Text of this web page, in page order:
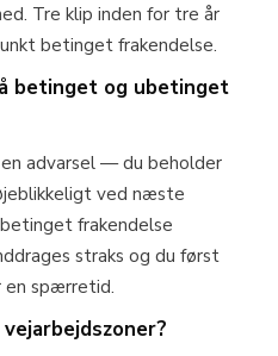
Tre klip inden for tre år
betinget frakendelse.
betinget og ubetinget
advarsel — du beholder
ved næste
frakendelse
straks og du først
en spærretid.